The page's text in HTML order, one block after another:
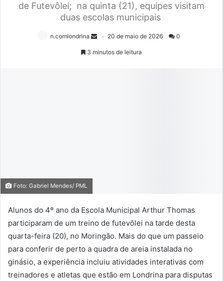
de Futevôlei; na quinta (21), equipes visitam
duas escolas municipais
n.comlondrina 20 de maio de 2026 0
3 minutos de leitura
Foto: Gabriel Mendes/ PML
Alunos do 4º ano da Escola Municipal Arthur Thomas
participaram de um treino de futevôlei na tarde desta
quarta-feira (20), no Moringão. Mais do que um passeio
para conferir de perto a quadra de areia instalada no
ginásio, a experiência incluiu atividades interativas com
treinadores e atletas que estão em Londrina para disputas